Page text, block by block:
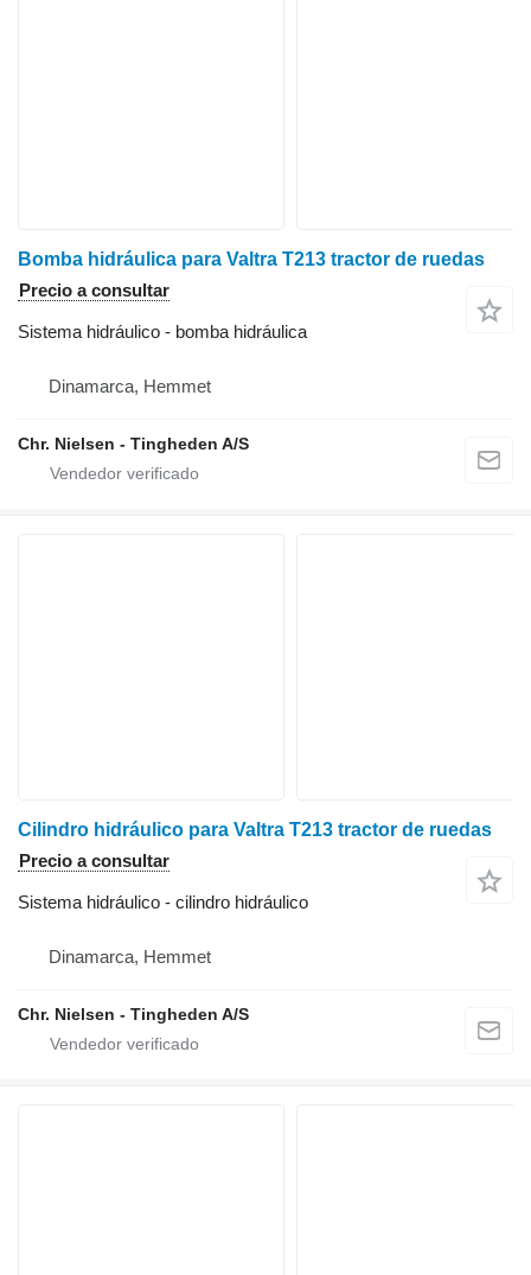
Bomba hidráulica para Valtra T213 tractor de ruedas
Precio a consultar
Sistema hidráulico - bomba hidráulica
Dinamarca, Hemmet
Chr. Nielsen - Tingheden A/S
Cilindro hidráulico para Valtra T213 tractor de ruedas
Precio a consultar
Sistema hidráulico - cilindro hidráulico
Dinamarca, Hemmet
Chr. Nielsen - Tingheden A/S